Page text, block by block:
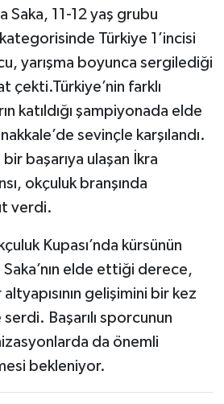
Saka, 11-12 yaş grubu
kategorisinde Türkiye 1’incisi
yarışma boyunca sergilediği
çekti.Türkiye’nin farklı
katıldığı şampiyonada elde
sevinçle karşılandı.
başarıya ulaşan İkra
okçuluk branşında
verdi.
Kupası’nda kürsünün
Saka’nın elde ettiği derece,
gelişimini bir kez
Başarılı sporcunun
da önemli
bekleniyor.